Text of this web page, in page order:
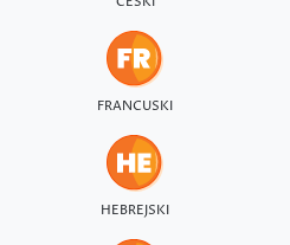
FRANCUSKI
HEBREJSKI